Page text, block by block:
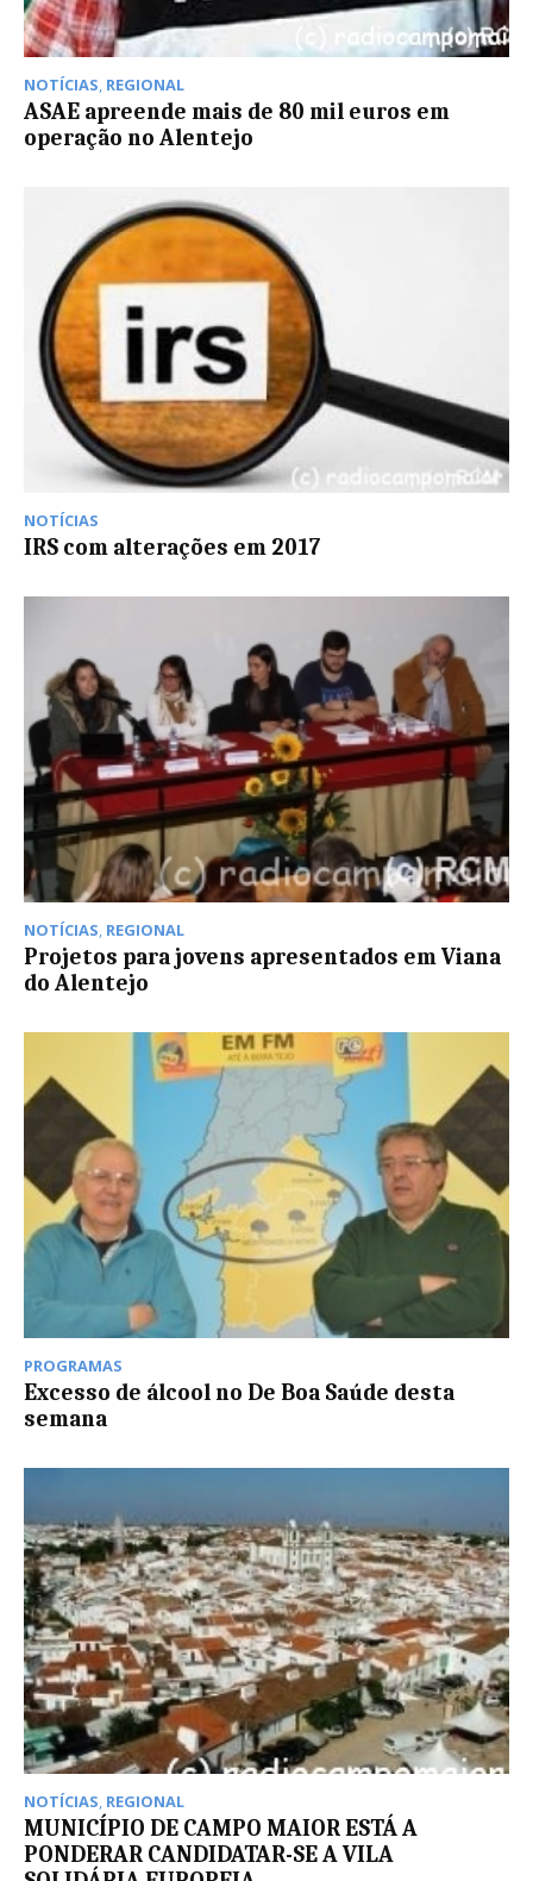
NOTÍCIAS, REGIONAL
ASAE apreende mais de 80 mil euros em
operação no Alentejo
NOTÍCIAS
IRS com alterações em 2017
NOTÍCIAS, REGIONAL
Projetos para jovens apresentados em Viana
do Alentejo
PROGRAMAS
Excesso de álcool no De Boa Saúde desta
semana
NOTÍCIAS, REGIONAL
MUNICÍPIO DE CAMPO MAIOR ESTÁ A
PONDERAR CANDIDATAR-SE A VILA